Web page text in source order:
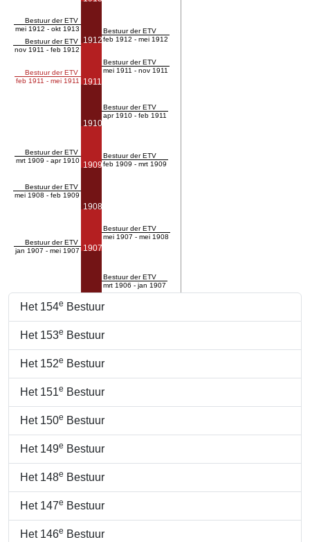
Bestuur der ETV
mei 1912 - okt 1913
Bestuur der ETV
nov 1911 - feb 1912
Bestuur der ETV
feb 1911 - mei 1911
Bestuur der ETV
mrt 1909 - apr 1910
Bestuur der ETV
mei 1908 - feb 1909
Bestuur der ETV
jan 1907 - mei 1907
1912
1911
1910
1909
1908
1907
Bestuur der ETV
feb 1912 - mei 1912
Bestuur der ETV
mei 1911 - nov 1911
Bestuur der ETV
apr 1910 - feb 1911
Bestuur der ETV
feb 1909 - mrt 1909
Bestuur der ETV
mei 1907 - mei 1908
Bestuur der ETV
mrt 1906 - jan 1907
Het 154e Bestuur
Het 153e Bestuur
Het 152e Bestuur
Het 151e Bestuur
Het 150e Bestuur
Het 149e Bestuur
Het 148e Bestuur
Het 147e Bestuur
Het 146e Bestuur